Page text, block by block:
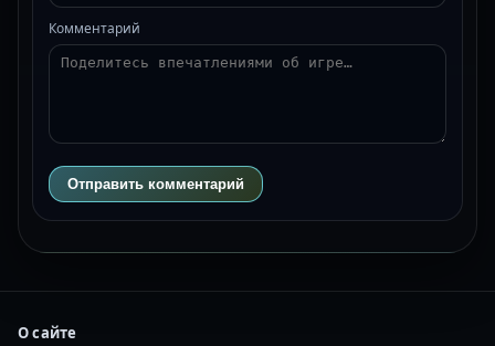
Комментарий
Отправить комментарий
О сайте